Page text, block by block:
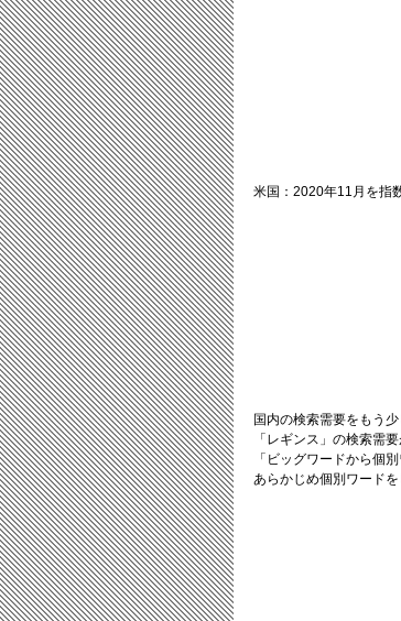
米国：2020年11月を指
国内の検索需要をもう少
「レギンス」の検索需
「ビッグワードから個
あらかじめ個別ワード